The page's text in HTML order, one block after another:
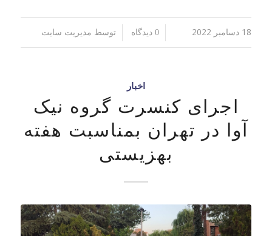
18 دسامبر 2022 / 0 دیدگاه توسط مدیریت سایت
اخبار
اجرای کنسرت گروه نیک
آوا در تهران بمناسبت هفته
بهزیستی